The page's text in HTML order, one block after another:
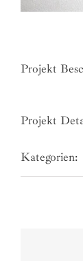
Projekt
Projekt
Kategorien: